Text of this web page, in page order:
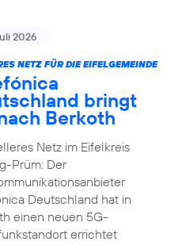
2026
NETZ FÜR DIE EIFELGEMEINDE
bringt
Berkoth
Netz im Eifelkreis
Prüm: Der
Deutschland hat in
einen neuen 5G-
errichtet